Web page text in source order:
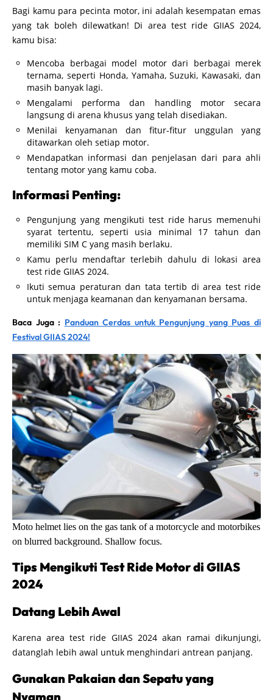
Bagi kamu para pecinta motor, ini adalah kesempatan emas
yang tak boleh dilewatkan! Di area test ride GIIAS 2024,
kamu bisa:
Mencoba berbagai model motor dari berbagai merek
ternama, seperti Honda, Yamaha, Suzuki, Kawasaki, dan
masih banyak lagi.
Mengalami performa dan handling motor secara
langsung di arena khusus yang telah disediakan.
Menilai kenyamanan dan fitur-fitur unggulan yang
ditawarkan oleh setiap motor.
Mendapatkan informasi dan penjelasan dari para ahli
tentang motor yang kamu coba.
Informasi Penting:
Pengunjung yang mengikuti test ride harus memenuhi
syarat tertentu, seperti usia minimal 17 tahun dan
memiliki SIM C yang masih berlaku.
Kamu perlu mendaftar terlebih dahulu di lokasi area
test ride GIIAS 2024.
Ikuti semua peraturan dan tata tertib di area test ride
untuk menjaga keamanan dan kenyamanan bersama.
Baca Juga : Panduan Cerdas untuk Pengunjung yang Puas di
Festival GIIAS 2024!
Moto helmet lies on the gas tank of a motorcycle and motorbikes
on blurred background. Shallow focus.
Tips Mengikuti Test Ride Motor di GIIAS
2024
Datang Lebih Awal
Karena area test ride GIIAS 2024 akan ramai dikunjungi,
datanglah lebih awal untuk menghindari antrean panjang.
Gunakan Pakaian dan Sepatu yang
Nyaman